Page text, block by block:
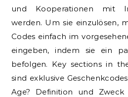
und Kooperationen mit
werden. Um sie einzulösen,
Codes einfach im
eingeben, indem sie ein
befolgen. Key sections in
sind exklusive
Age? Definition und Zweck